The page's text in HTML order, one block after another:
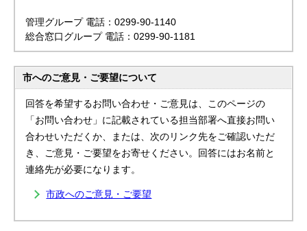
管理グループ 電話：0299-90-1140
総合窓口グループ 電話：0299-90-1181
市へのご意見・ご要望について
回答を希望するお問い合わせ・ご意見は、このページの
「お問い合わせ」に記載されている担当部署へ直接お問い
合わせいただくか、または、次のリンク先をご確認いただ
き、ご意見・ご要望をお寄せください。回答にはお名前と
連絡先が必要になります。
市政へのご意見・ご要望